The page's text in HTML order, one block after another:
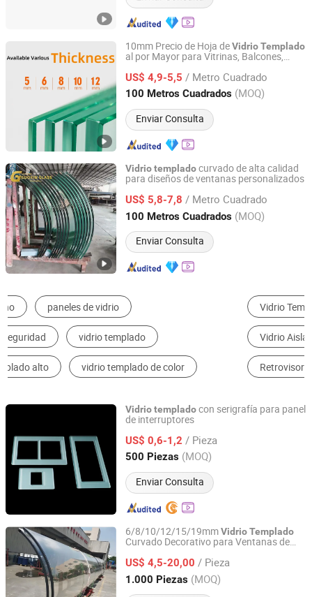
10mm Precio de Hoja deVidrioTemplado
al por Mayor para Vitrinas, Balcones,
US$ 4,9-5,5 / Metro Cuadrado
100 Metros Cuadrados (MOQ)
Enviar Consulta
Jiangsu Guoxin Glass Co., Ltd
Jiangsu, China Desde 2024
Vidriotempladocurvado de alta calidad
para diseños de ventanas personalizados
US$ 5,8-7,8 / Metro Cuadrado
100 Metros Cuadrados (MOQ)
Enviar Consulta
Jiangsu Guoxin Glass Co., Ltd
Jiangsu, China Desde 2024
Vidrio Templado Vidrio Laminado
Vidrio Aislante Vidrio Claro Vidrio Especial
Retrovisor
Vidriotempladocon serigrafía para panel
de interruptores
US$ 0,6-1,2 / Pieza
500 Piezas (MOQ)
Enviar Consulta
Ningbo Easting Tech Co., Ltd.
Zhejiang, China Desde 2021
6/8/10/12/15/19mmVidrioTemplado
Curvado Decorativo para Ventanas de
Seguridad, Laminado Ultra Claro de
Colores Lowe/Low E/Partición de Baño
US$ 4,5-20,00 / Pieza
1.000 Piezas (MOQ)
QINGDAO KH MATERIALS CO., LTD
Shandong, China Desde 2025